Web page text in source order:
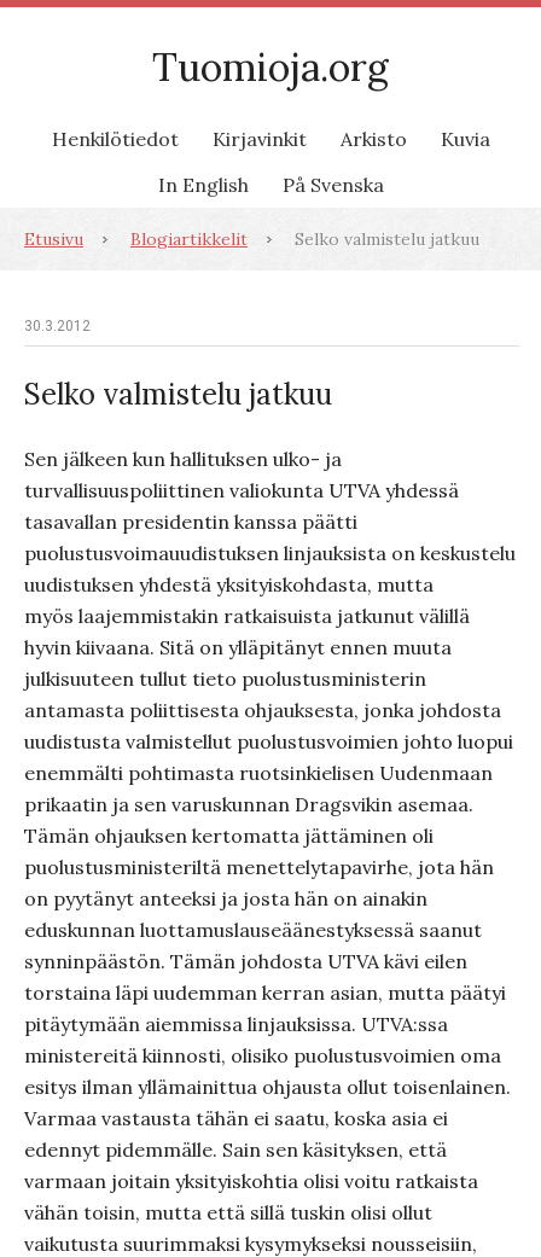
Tuomioja.org
Henkilötiedot Kirjavinkit Arkisto
Kuvia
In English
På Svenska
Etusivu Blogiartikkelit Selko valmistelu jatkuu
30.3.2012
Selko valmistelu jatkuu
Sen jälkeen kun hallituksen ulko- ja
turvallisuuspoliittinen valiokunta UTVA yhdessä
tasavallan presidentin kanssa päätti
puolustusvoimauudistuksen linjauksista on keskustelu
uudistuksen yhdestä yksityiskohdasta, mutta
myös laajemmistakin ratkaisuista jatkunut välillä
hyvin kiivaana. Sitä on ylläpitänyt ennen muuta
julkisuuteen tullut tieto puolustusministerin
antamasta poliittisesta ohjauksesta, jonka johdosta
uudistusta valmistellut puolustusvoimien johto luopui
enemmälti pohtimasta ruotsinkielisen Uudenmaan
prikaatin ja sen varuskunnan Dragsvikin asemaa.
Tämän ohjauksen kertomatta jättäminen oli
puolustusministeriltä menettelytapavirhe, jota hän
on pyytänyt anteeksi ja josta hän on ainakin
eduskunnan luottamuslauseäänestyksessä saanut
synninpäästön. Tämän johdosta UTVA kävi eilen
torstaina läpi uudemman kerran asian, mutta päätyi
pitäytymään aiemmissa linjauksissa. UTVA:ssa
ministereitä kiinnosti, olisiko puolustusvoimien oma
esitys ilman yllämainittua ohjausta ollut toisenlainen.
Varmaa vastausta tähän ei saatu, koska asia ei
edennyt pidemmälle. Sain sen käsityksen, että
varmaan joitain yksityiskohtia olisi voitu ratkaista
vähän toisin, mutta että sillä tuskin olisi ollut
vaikutusta suurimmaksi kysymykseksi nousseisiin,